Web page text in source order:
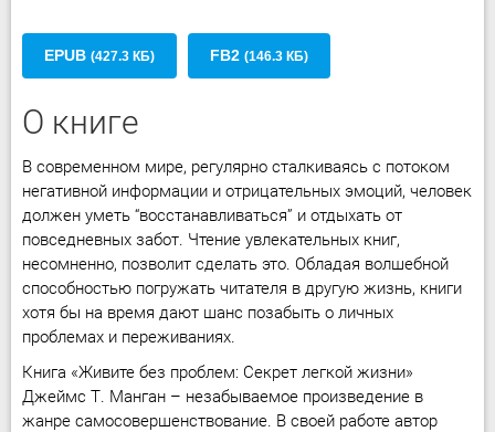
EPUB (427.3 КБ) FB2 (146.3 КБ)
О книге
В современном мире, регулярно сталкиваясь с потоком
негативной информации и отрицательных эмоций, человек
должен уметь “восстанавливаться” и отдыхать от
повседневных забот. Чтение увлекательных книг,
несомненно, позволит сделать это. Обладая волшебной
способностью погружать читателя в другую жизнь, книги
хотя бы на время дают шанс позабыть о личных
проблемах и переживаниях.
Книга «Живите без проблем: Секрет легкой жизни»
Джеймс Т. Манган – незабываемое произведение в
жанре самосовершенствование. В своей работе автор